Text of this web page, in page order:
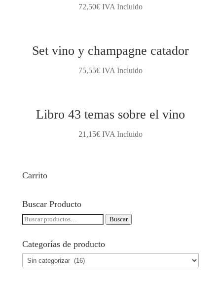
72,50€ IVA Incluido
Set vino y champagne catador
75,55€ IVA Incluido
Libro 43 temas sobre el vino
21,15€ IVA Incluido
Carrito
Buscar Producto
Buscar
Buscar
Categorías de producto